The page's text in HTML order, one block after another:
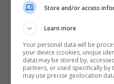
Store and/or access
Learn more
Your personal data will be
your device (cookies, unique
data) may be stored by,
partners, or used specifically by
may use precise geolocation